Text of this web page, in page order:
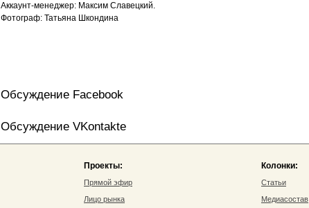
Аккаунт-менеджер: Максим Славецкий.
Фотограф: Татьяна Шкондина
Обсуждение Facebook
Обсуждение VKontakte
Проекты:
Прямой эфир
Лицо рынка
Колонки:
Статьи
Медиасостав